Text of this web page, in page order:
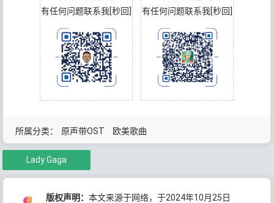
所属分类： 原声带OST 欧美歌曲
有任何问题联系我[秒回]
有任何问题联系我[秒回]
Lady Gaga
版权声明：本文来源于网络，于2024年10月25日